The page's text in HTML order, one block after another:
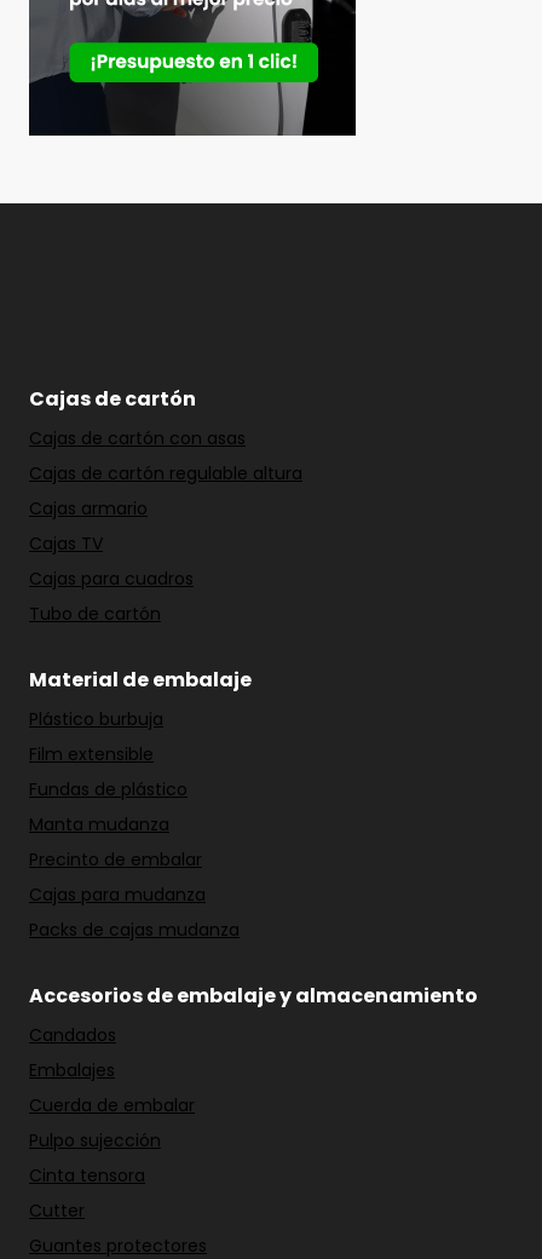
Cajas de cartón
Cajas de cartón con asas
Cajas de cartón regulable altura
Cajas armario
Cajas TV
Cajas para cuadros
Tubo de cartón
Material de embalaje
Plástico burbuja
Film extensible
Fundas de plástico
Manta mudanza
Precinto de embalar
Cajas para mudanza
Packs de cajas mudanza
Accesorios de embalaje y almacenamiento
Candados
Embalajes
Cuerda de embalar
Pulpo sujección
Cinta tensora
Cutter
Guantes protectores